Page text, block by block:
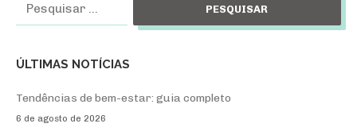
por:
ÚLTIMAS NOTÍCIAS
Tendências de bem-estar: guia completo
6 de agosto de 2026